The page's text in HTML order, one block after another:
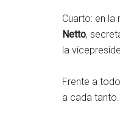
Cuarto: en
Netto,
la
Frente a
a cada tanto.